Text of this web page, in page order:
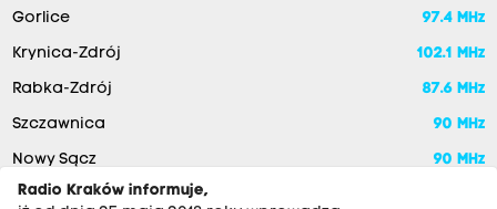
Gorlice 97.4 MHz
Krynica-Zdrój 102.1 MHz
Rabka-Zdrój 87.6 MHz
Szczawnica 90 MHz
Nowy Sącz
90 MHz
Radio Kraków informuje,